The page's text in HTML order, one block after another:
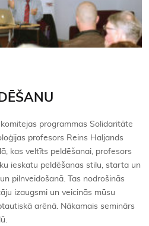
programmas Solidaritāte
profesors Reins Haljands
kas veltīts peldēšanai, profesors
ieskatu peldēšanas stilu, starta un
pilnveidošanā. Tas nodrošinās
izaugsmi un veicinās mūsu
arēnā. Nākamais seminārs